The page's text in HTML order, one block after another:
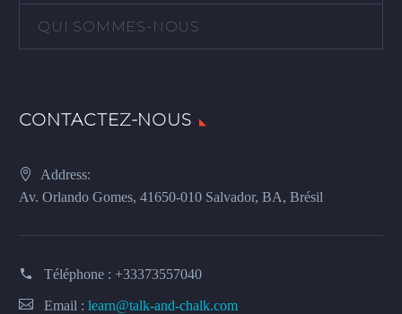
QUI SOMMES-NOUS
CONTACTEZ-NOUS
Address:
Av. Orlando Gomes, 41650-010 Salvador, BA, Brésil
Téléphone : +33373557040
Email : learn@talk-and-chalk.com